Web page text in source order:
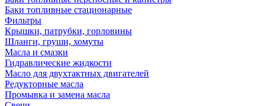
Баки топливные стационарные
Фильтры
Крышки, патрубки, горловины
Шланги, груши, хомуты
Масла и смазки
Гидравлические жидкости
Масло для двухтактных двигателей
Редукторные масла
Промывка и замена масла